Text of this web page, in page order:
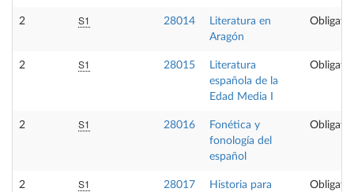
2 S1 28014
Literatura en
Aragón
2 S1 28015
Literatura
española de la
Edad Media I
2 S1 28016
Fonética y
fonología del
español
2 S1 28017 Historia para